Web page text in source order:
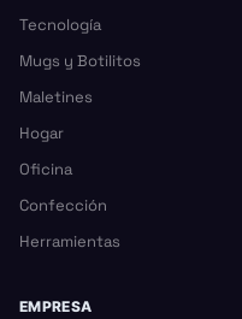
Tecnología
Mugs y Botilitos
Maletines
Hogar
Oficina
Confección
Herramientas
EMPRESA